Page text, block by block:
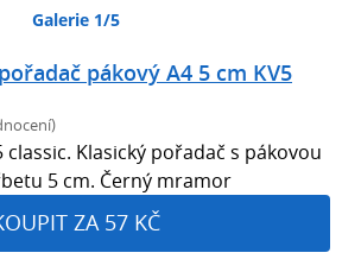
Galerie 1/5
pákový A4 5 cm KV5
classic. Klasický pořadač s pákovou
5 cm. Černý mramor
ZA 57 KČ